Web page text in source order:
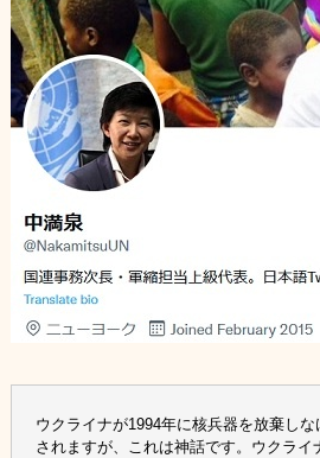
ウクライナが1994年に核兵器を放棄し
されますが、これは神話です。ウクラ